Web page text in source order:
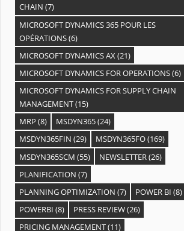
CHAIN (7)
MICROSOFT DYNAMICS 365 POUR LES
OPÉRATIONS(6)
MICROSOFT DYNAMICS AX(21)
MICROSOFT DYNAMICS FOR OPERATIONS(6)
MICROSOFT DYNAMICS FOR SUPPLY CHAIN
MANAGEMENT(15)
MRP (8) MSDYN365(24)
MSDYN365FIN (29) MSDYN365FO(169)
MSDYN365SCM (55) NEWSLETTER(26)
PLANIFICATION (7)
PLANNING OPTIMIZATION (7) POWER BI (8)
POWERBI (8) PRESS REVIEW(26)
PRICING MANAGEMENT(11)